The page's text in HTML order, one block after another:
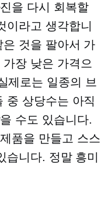
을 다시 회복할
이라고 생각합니
것을 팔아서 가
장 낮은 가격으
제로는 일종의 브
중 상당수는 아직
수도 있습니다.
품을 만들고 스스
습니다. 정말 흥미